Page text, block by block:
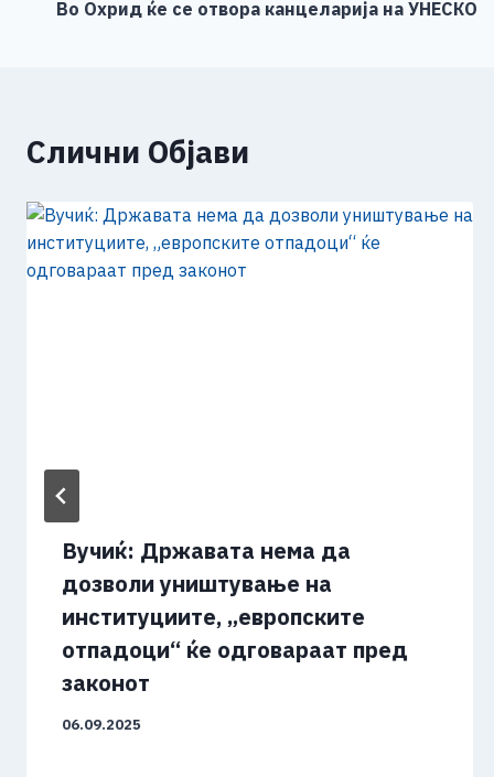
на
Во Охрид ќе се отвора канцеларија на УНЕСКО
Слични Објави
Вучиќ: Државата нема да
дозволи уништување на
институциите, „европските
отпадоци“ ќе одговараат пред
законот
06.09.2025